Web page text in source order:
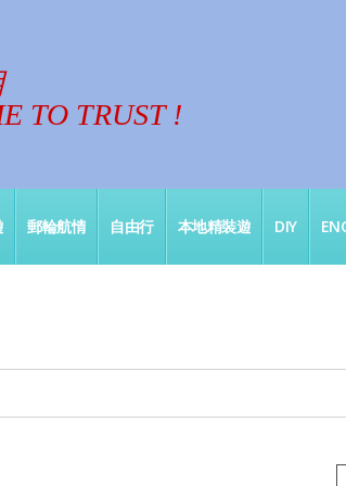
TO TRUST !
郵輪航情 自由行 本地精裝遊 DIY